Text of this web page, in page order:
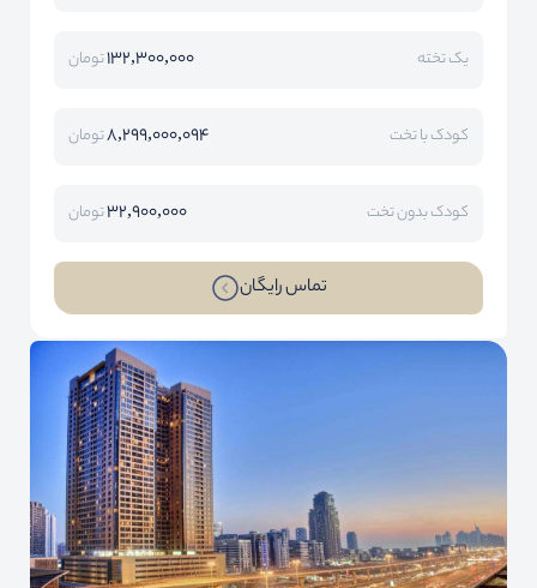
یک تخته 132,300,000تومان
کودک با تخت 8,299,000,094تومان
کودک بدون تخت 32,900,000تومان
تماس رایگان